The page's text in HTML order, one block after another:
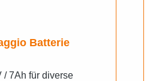
/ 7Ah für diverse